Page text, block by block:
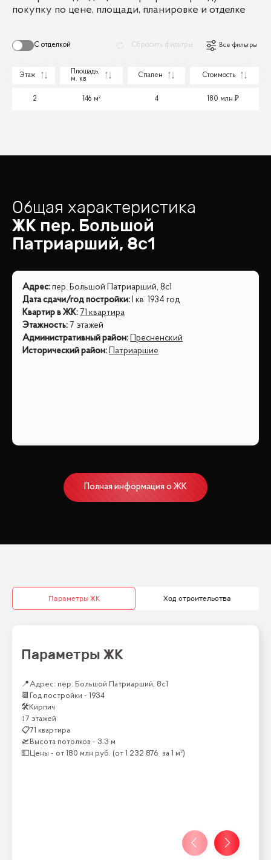
покупку по цене, площади, планировке и отделке
С отделкой Сбросить фильтры Все фильтры
Этаж
Площадь,
м. кв
Спален Стоимость
2 146 м² 4 180 млн
Общая характеристика
ЖК пер. Большой
Патриарший, 8с1
Адрес: пер. Большой Патриарший, 8с1
Дата сдачи/год постройки: I кв. 1934 год
Квартир в ЖК: 71 квартира
Этажность: 7 этажей
Административный район:
Пресненский
Исторический район: Патриаршие
Полная информация о ЖК
Параметры ЖК Ход строительства
Параметры ЖК
📍 Адрес: пер. Большой Патриарший, 8с1
📆 Год постройки - 1934
🛠Кирпич
↕7 этажей
📋71 квартира
🛫 Высота потолков - 3.3 м
💵
Цены - от 180 млн руб. (от 1 232 876 за 1 м²)